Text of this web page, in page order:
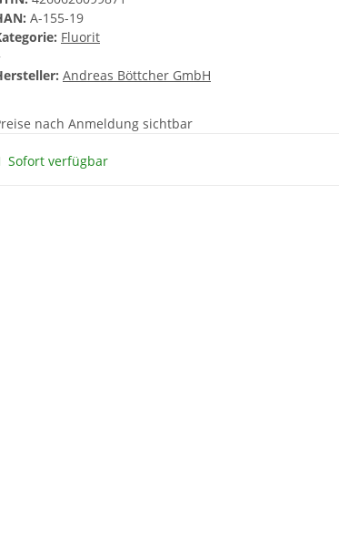
A-155-19
Fluorit
Andreas Böttcher GmbH
nach Anmeldung sichtbar
Sofort verfügbar